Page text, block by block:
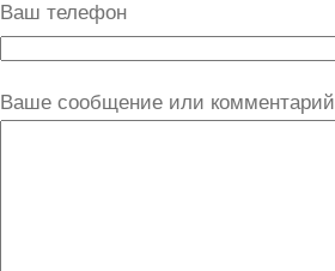
Ваш телефон
Ваше сообщение или комментарий